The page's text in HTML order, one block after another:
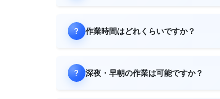
作業時間はどれくらいですか？
深夜・早朝の作業は可能ですか？